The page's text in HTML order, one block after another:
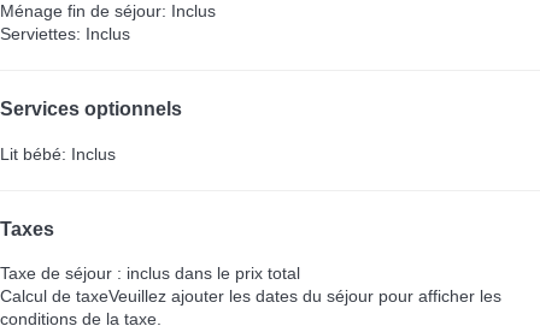
Ménage fin de séjour: Inclus
Serviettes: Inclus
Services optionnels
Lit bébé: Inclus
Taxes
Taxe de séjour : inclus dans le prix total
Calcul de taxeVeuillez ajouter les dates du séjour pour afficher les
conditions de la taxe.